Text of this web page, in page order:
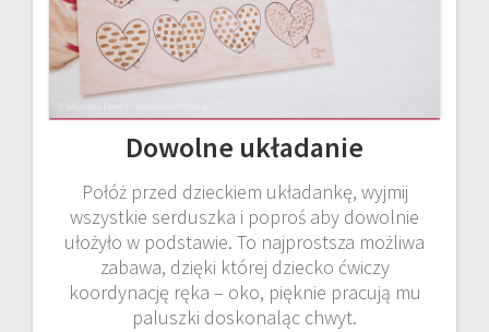
Dowolne układanie
Połóż przed dzieckiem układankę, wyjmij
wszystkie serduszka i poproś aby dowolnie
ułożyło w podstawie. To najprostsza możliwa
zabawa, dzięki której dziecko ćwiczy
koordynację ręka – oko, pięknie pracują mu
paluszki doskonaląc chwyt.